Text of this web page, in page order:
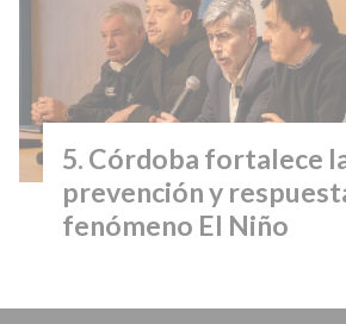
Córdoba fortalece
prevención y
fenómeno El Niño